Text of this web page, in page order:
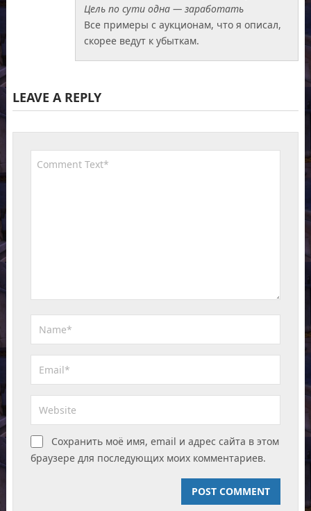
Цель по сути одна — заработать
Все примеры с аукционам, что я описал,
скорее ведут к убыткам.
LEAVE A REPLY
Сохранить моё имя, email и адрес сайта в этом
браузере для последующих моих комментариев.